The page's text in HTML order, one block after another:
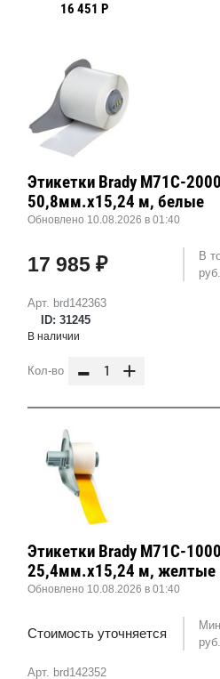
16 451 Р
Арт. brd142363
ID: 31245
Этикетки Brady M71C-
50,8мм.х15,24 м, белые
Обновлено 10.08.2026 в 01:40
17 985 ₽
В
В наличии
Кол-во - +
Арт. brd142352
Этикетки Brady M71C-
25,4мм.х15,24 м, желтые
Обновлено 10.08.2026 в 01:40
Стоимость уточняется
руб.